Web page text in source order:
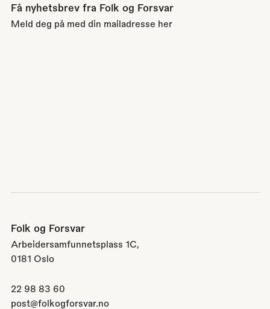
Få nyhetsbrev fra Folk og Forsvar
Meld deg på med din mailadresse her
Folk og Forsvar
Arbeidersamfunnetsplass 1C,
0181 Oslo
22 98 83 60
post@folkogforsvar.no